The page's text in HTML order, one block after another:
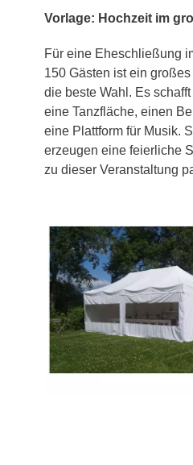
Vorlage: Hochzeit im
Für eine Eheschließung
150 Gästen ist ein
die beste Wahl. Es
eine Tanzfläche, einen
eine Plattform für Musik.
erzeugen eine feierliche
zu dieser Veranstaltung